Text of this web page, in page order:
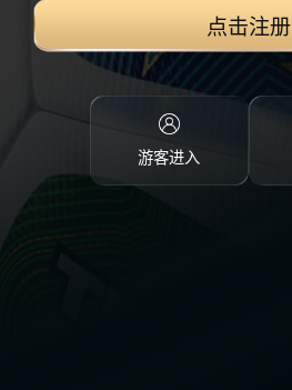
点击注册
游客进入